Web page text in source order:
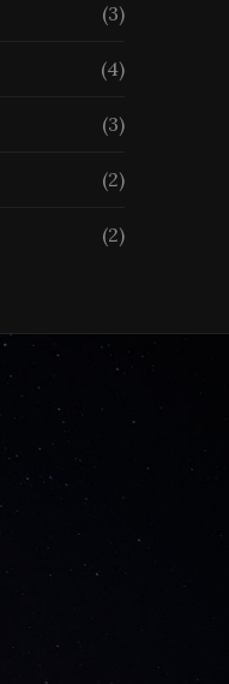
(3)
(4)
(3)
(2)
(2)